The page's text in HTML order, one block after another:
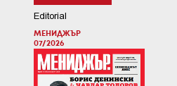
Editorial
МЕНИДЖЪР
07/2026